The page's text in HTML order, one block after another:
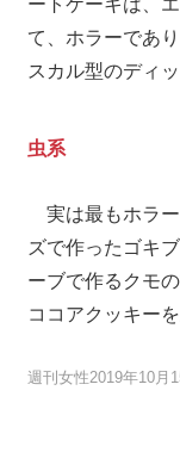
ートケーキは、
て、ホラーであ
スカル型のディ
虫系
実は最もホラー
ズで作ったゴキ
ーブで作るクモ
ココアクッキー
週刊女性2019年10月